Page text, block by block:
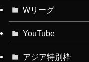
Wリーグ
YouTube
アジア特別枠